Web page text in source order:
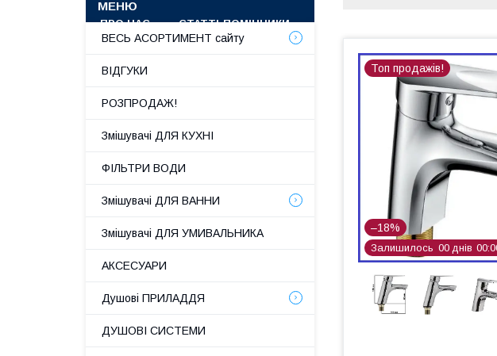
ПРО НАС СТАТТІ-ПОМІЧНИКИ
Топ продажів!
–18%
Залишилось 00 днів 00 0
ВЕСЬ АСОРТИМЕНТ сайту
ВІДГУКИ
РОЗПРОДАЖ!
Змішувачі ДЛЯ КУХНІ
ФІЛЬТРИ ВОДИ
Змішувачі ДЛЯ ВАННИ
Змішувачі ДЛЯ УМИВАЛЬНИКА
АКСЕСУАРИ
Душові ПРИЛАДДЯ
ДУШОВІ СИСТЕМИ